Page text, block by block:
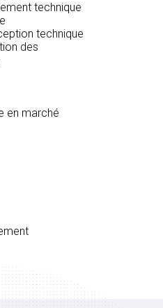
technique
technique
des
en marché